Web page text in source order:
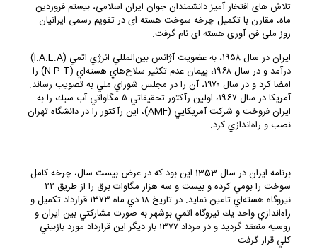
تلاش های افتخار آمیز دانشمندان جوان ایران اسلامی، بیستم فروردین
ماه، مقارن با تکمیل چرخه سوخت هسته ای در تقویم رسمی ایرانیان
روز ملی فن آوری هسته ای نام گرفت.
ايران در سال ۱۹۵۸، به عضويت آژانس بين‌المللي انرژي اتمي (I.A.E.A)
درآمد و در سال ۱۹۶۸، پيمان عدم تكثير سلاح‌هاي هسته‌اي (N.P.T) را
امضا كرد و در سال ۱۹۷۰، آن را در مجلس شوراي ملي به تصويب رساند.
آمريكا در سال ۱۹۶۷، اولين رآكتور تحقيقاتي ۵ مگاواتي آب سبك را به
ايران فروخت و شركت آمريكايي (AMF)، اين رآكتور را در دانشگاه تهران
نصب و راه‌اندازي كرد.
برنامه ايران در سال 1353 اين بود كه در عرض بيست سال، چرخه كامل
سوخت را بومي كرده و بيست و سه هزار مگاوات برق را از طريق ۲۲
نيروگاه هسته‌اي تامين نمايد. در تاريخ ۱۸ دي ماه ۱۳۷۳ قرارداد تكميل و
راه‌اندازي واحد يك نيروگاه اتمي بوشهر به صورت مشاركتي بين ايران و
روسيه منعقد گرديد و در مرداد ۱۳۷۷ بار ديگر اين قرارداد مورد بازبيني
كلي قرار گرفت.